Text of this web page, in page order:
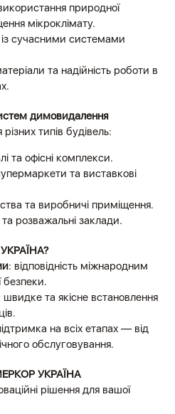
природної
мікроклімату.
із сучасними системами
та надійність роботи в
димовидалення
типів будівель:
та офісні комплекси.
та виставкові
та виробничі приміщення.
розважальні заклади.
: відповідність міжнародним
швидке та якісне встановлення
на всіх етапах — від
обслуговування.
МЕРКОР УКРАЇНА
рішення для вашої